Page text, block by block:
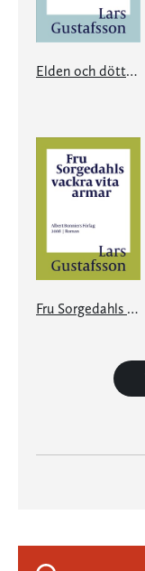
Elden och döttrarna
Fru Sorgedahls vackra vita armar